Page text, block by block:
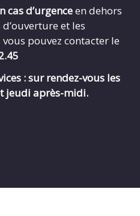
cas d’urgenceen dehors
et les
vous pouvez contacter le
: sur rendez-vous les
jeudi après-midi.